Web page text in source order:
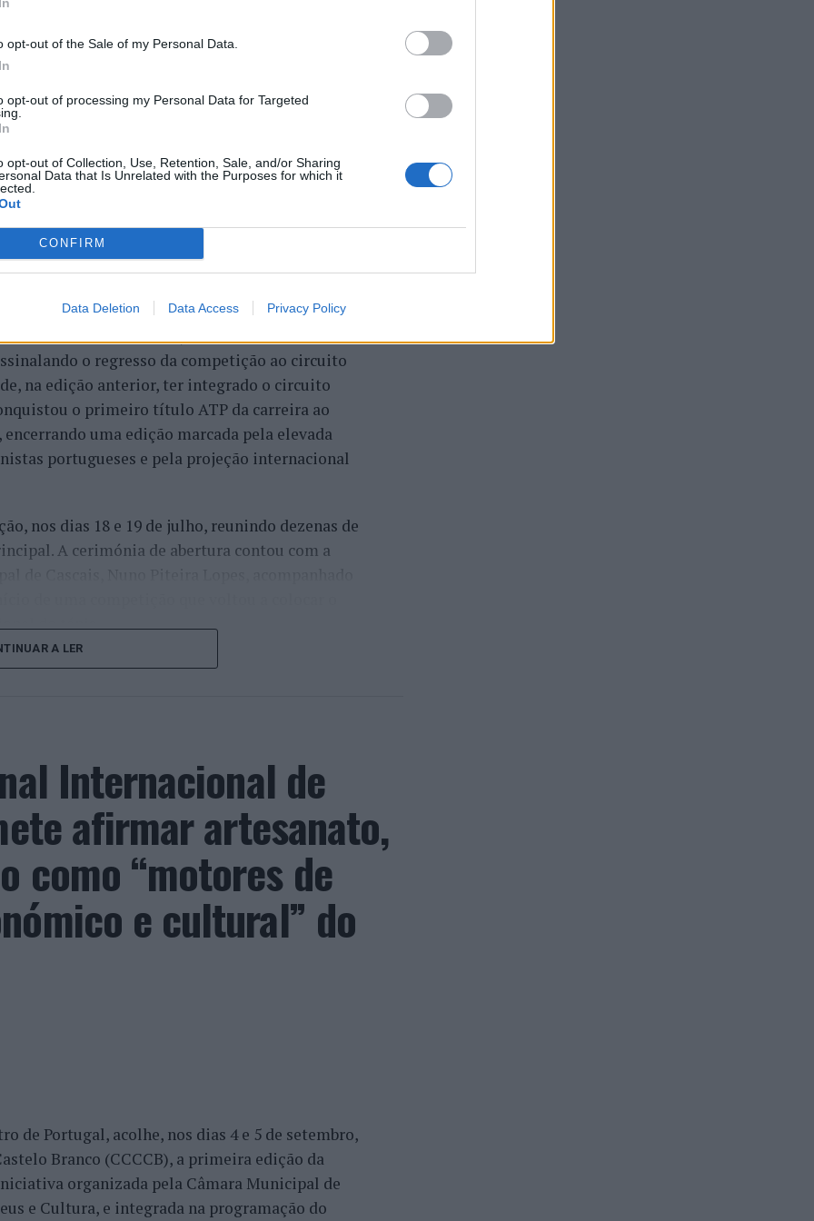
opt-out of the Sale of my Personal Data.
opt-out of processing my Personal Data for Targeted
opt-out of Collection, Use, Retention, Sale, and/or Sharing
Data that Is Unrelated with the Purposes for which it
CONFIRM
Data Deletion Data Access Privacy Policy
A adaptação observada, afirma, ocorre por
os circuitos neurais se reorganizam em
de reflexão profunda em um contexto marcado
evolução tecnológica. O potencial cognitivo
depende de como o cérebro é exercitado no
Rodrigues.
2026” regressou ao
do francês Luca Van
os dias 18 e 26 de julho, no Clube de Ténis
o regresso da competição ao circuito
de, na edição anterior, ter integrado o circuito
o primeiro título ATP da carreira ao
uma edição marcada pela elevada
portugueses e pela projeção internacional
nos dias 18 e 19 de julho, reunindo dezenas de
A cerimónia de abertura contou com a
do ténis.
como Casper Ruud (Noruega), Alejandro
Tabilo e pelo belga Alexander Blockx.
foi também o regresso do suíço Stan
de despedida do antigo vencedor de três
maior representação portuguesa de sempre
Nuno Borges, Jaime Faria, Henrique
e Tiago Torres integraram o quadro principal,
dos wild cards após as entradas diretas de
Faria protagonizaram as melhores campanhas da
Torres assinou um dos resultados mais
e o neerlandês Botic van de Zandschulp,
acabou eliminado pelo italiano Luciano
A LER
Internacional de
afirmar artesanato,
como “motores de
e cultural” do
de Portugal, acolhe, nos dias 4 e 5 de setembro,
Branco (CCCCB), a primeira edição da
organizada pela Câmara Municipal de
e Cultura, e integrada na programação do